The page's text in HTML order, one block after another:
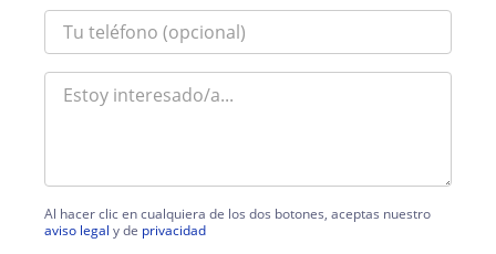
Al hacer clic en cualquiera de los dos botones, aceptas nuestro
aviso legal y de privacidad